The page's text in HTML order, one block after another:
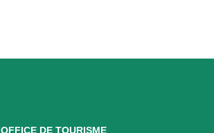
OFFICE DE TOURISME